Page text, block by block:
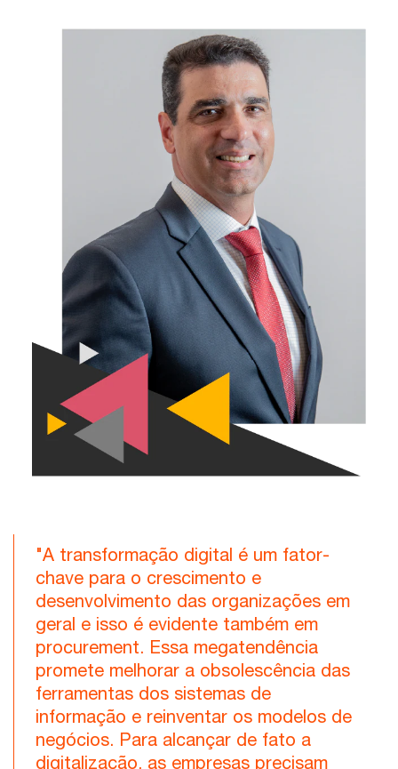
"A transformação digital é um fator-
chave para o crescimento e
desenvolvimento das organizações em
geral e isso é evidente também em
procurement. Essa megatendência
promete melhorar a obsolescência das
ferramentas dos sistemas de
informação e reinventar os modelos de
negócios. Para alcançar de fato a
digitalização, as empresas precisam